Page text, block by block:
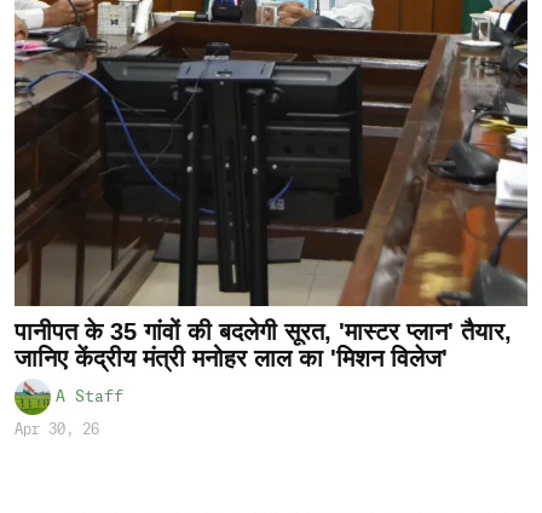
पानीपत के 35 गांवों की बदलेगी सूरत, 'मास्टर प्लान' तैयार,
जानिए केंद्रीय मंत्री मनोहर लाल का 'मिशन विलेज'
A Staff
Apr 30, 26